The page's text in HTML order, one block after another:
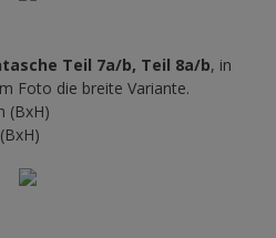
Teil 7a/b, Teil 8a/b, in
Foto die breite Variante.
(BxH)